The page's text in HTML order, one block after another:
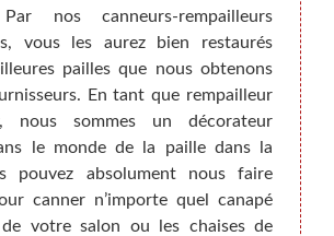
nos canneurs-rempailleurs
vous les aurez bien restaurés
pailles que nous obtenons
En tant que rempailleur
nous sommes un décorateur
le monde de la paille dans la
pouvez absolument nous faire
canner n’importe quel canapé
votre salon ou les chaises de
pas